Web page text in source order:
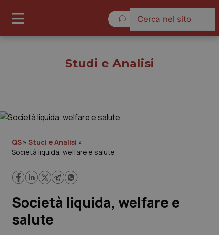
Cronache
Lavoro e Professioni
Studi e Analisi
QS » Studi e Analisi »
Società liquida, welfare e salute
Società liquida, welfare e
salute